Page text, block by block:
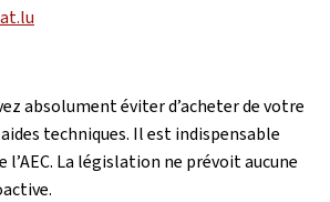
absolument éviter d’acheter de votre
techniques. Il est indispensable
l’AEC. La législation ne prévoit aucune